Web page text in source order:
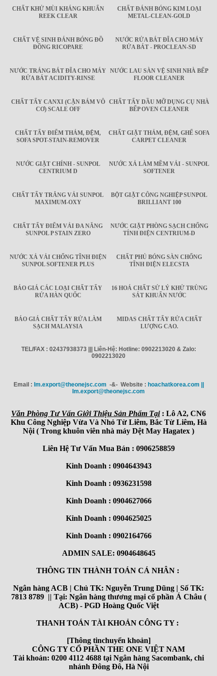
CHẤT KHỬ MÙI KHÁNG KHUẨN
REEK CLEAR
CHẤT ĐÁNH BÓNG KIM LOẠI
METAL-CLEAN-GOLD
CHẤT VỆ SINH ĐÁNH BÓNG ĐỒ
ĐỒNG RICOPARE
NƯỚC RỬA BÁT ĐĨA CHO MÁY
RỬA BÁT - PROCLEAN-SD
NƯỚC TRÁNG BÁT ĐĨA CHO MÁY
RỬA BÁT ACIDITY-RINSE
NƯỚC LAU SÀN VỆ SINH NHÀ BẾP
FLOOR CLEANER
CHẤT TẨY CANXI (CẶN BÁM VÔ
CƠ) SCALE OFF
CHẤT TẨY DẦU MỠ DỤNG CỤ NHÀ
BẾP OVEN CLEANER
CHẤT TẨY ĐIỂM THẢM, ĐỆM,
SOFA SPOT-STAIN-REMOVER
CHẤT GIẶT THẢM, ĐỆM, GHẾ SOFA
CARPET CLEANER
NƯỚC GIẶT CHÍNH - SUNPOL
CENTRIUM D
NƯỚC XẢ LÀM MỀM VẢI - SUNPOL
SOFTENER
CHẤT TẨY TRẮNG VẢI SUNPOL
MAXIMUM-OXY
BỘT GIẶT CÔNG NGHIỆP SUNPOL
BRILLIANT 100
CHẤT TẨY ĐIỂM VẢI ĐA NĂNG
SUNPOL P STAIN ZERO
NƯỚC GIẶT PHÒNG SẠCH CHỐNG
TÍNH ĐIỆN CENTRIUM-D
NƯỚC XẢ VẢI CHỐNG TĨNH ĐIỆN
SUNPOL SOFTENER PLUS
CHẤT PHỦ BÓNG SÀN CHỐNG
TĨNH ĐIỆN ELECSTA
BÁO GIÁ CÁC LOẠI CHẤT TẨY
RỬA HÀN QUỐC
16 HOÁ CHẤT SỬ LÝ KHỬ TRÙNG
SÁT KHUẨN NƯỚC
BÁO GIÁ CHẤT TẨY RỬA LÀM
SẠCH MALAYSIA
MIDAS CHẤT TẨY RỬA CHẤT
LƯỢNG CAO.
TEL/FAX : 02437938373 ||| Liên-Hệ: Hotline: 0902213020 & Zalo:
0902213020
Email : Im.export@theonejsc.com -&- Website : hoachatkorea.com ||
Im.export@theonejsc.com
Văn Phòng Tư Vấn Giới Thiệu Sản Phẩm Tại: Lô A2, CN6
Khu Công Nghiệp Vừa Và Nhỏ Từ Liêm, Bắc Từ Liêm, Hà
Nội ( Trong khuôn viên nhà máy Dệt May Hagatex )
Liên Hệ Tư Vấn Mua Bán : 0906258859
Kinh Doanh : 0904643943
Kinh Doanh : 0936231598
Kinh Doanh : 0904627066
Kinh Doanh : 0904625025
Kinh Doanh : 0902164766
ADMIN SALE: 0904648645
THÔNG TIN THÀNH TOÁN CÁ NHÂN :
Ngân hàng ACB | Chủ TK: Nguyễn Trung Dũng | Số TK:
7813 8789 || Tại: Ngân hàng thương mại cổ phần Á Châu (
ACB) - PGD Hoàng Quốc Việt
THANH TOÁN TÀI KHOẢN CÔNG TY :
[Thông tinchuyển khoản]
CÔNG TY CỔ PHẦN THE ONE VIỆT NAM
Tài khoản: 0200 4112 4688 tại Ngân hàng Sacombank, chi
nhánh Đông Đô, Hà Nội